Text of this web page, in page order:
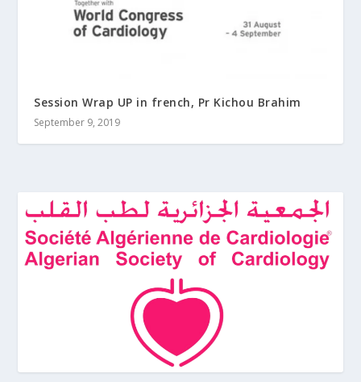
Session Wrap UP in french, Pr Kichou Brahim
September 9, 2019